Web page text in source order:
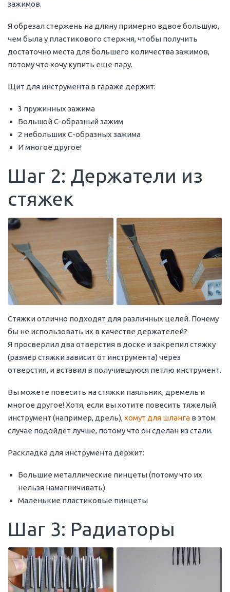
зажимов.
Я обрезал стержень на длину примерно вдвое большую,
чем была у пластикового стержня, чтобы получить
достаточно места для большего количества зажимов,
потому что хочу купить еще пару.
Щит для инструмента в гараже держит:
3 пружинных зажима
Большой C-образный зажим
2 небольших C-образных зажима
И многое другое!
Шаг 2: Держатели из
стяжек
Стяжки отлично подходят для различных целей. Почему
бы не использовать их в качестве держателей?
Я просверлил два отверстия в доске и закрепил стяжку
(размер стяжки зависит от инструмента) через
отверстия, и вставил в получившуюся петлю инструмент.
Вы можете повесить на стяжки паяльник, дремель и
многое другое! Хотя, если вы хотите повесить тяжелый
инструмент (например, дрель),хомут для шланга в этом
случае подойдёт лучше, потому что он сделан из стали.
Раскладка для инструмента держит:
Большие металлические пинцеты (потому что их
нельзя намагничивать)
Маленькие пластиковые пинцеты
Шаг 3: Радиаторы